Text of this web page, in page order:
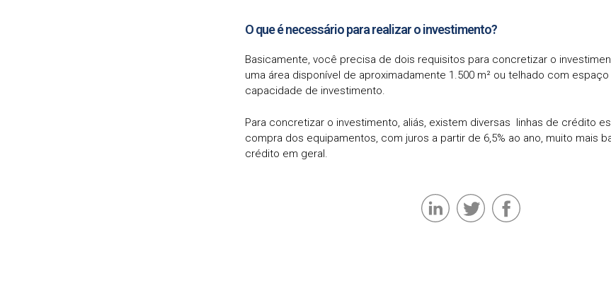
O que é necessário para realizar o investimento?
Basicamente, você precisa de dois requisitos para concretizar o
uma área disponível de aproximadamente 1.500 m² ou telhado com espaço
capacidade de investimento.
Para concretizar o investimento, aliás, existem diversas linhas de crédito
compra dos equipamentos, com juros a partir de 6,5% ao ano, muito mais
crédito em geral.